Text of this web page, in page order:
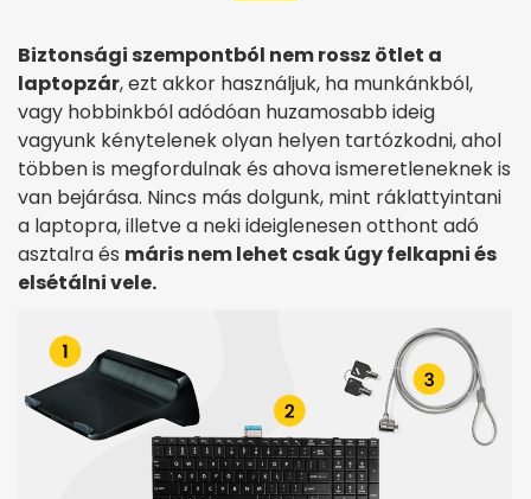
Biztonsági szempontból nem rossz ötlet a
laptopzár, ezt akkor használjuk, ha munkánkból,
vagy hobbinkból adódóan huzamosabb ideig
vagyunk kénytelenek olyan helyen tartózkodni, ahol
többen is megfordulnak és ahova ismeretleneknek is
van bejárása. Nincs más dolgunk, mint ráklattyintani
a laptopra, illetve a neki ideiglenesen otthont adó
asztalra és máris nem lehet csak úgy felkapni és
elsétálni vele.